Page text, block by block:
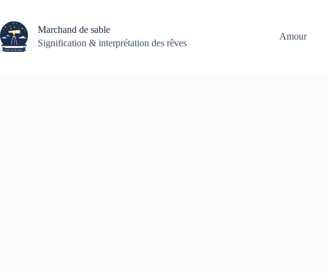
contenu
Marchand de sable
Signification & interprétation des rêves
Amour